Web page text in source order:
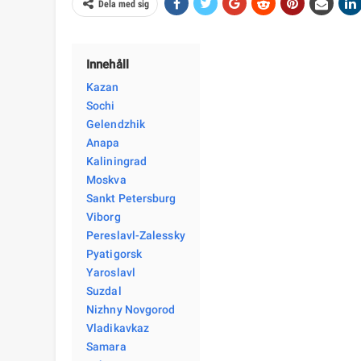
Dela med sig
Innehåll
Kazan
Sochi
Gelendzhik
Anapa
Kaliningrad
Moskva
Sankt Petersburg
Viborg
Pereslavl-Zalessky
Pyatigorsk
Yaroslavl
Suzdal
Nizhny Novgorod
Vladikavkaz
Samara